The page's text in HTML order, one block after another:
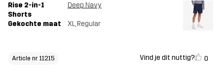
Rise 2-in-1
Shorts
Deep Navy
Gekochte maat XL, Regular
Article nr 11215 Vind je dit nuttig? 0